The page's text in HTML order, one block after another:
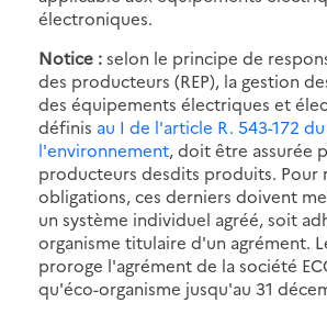
électroniques.
Notice :selon le principe de
des producteurs (REP), la gestion
des équipements électriques et
définis au I de l'article R. 543-172
l'environnement, doit être assurée
producteurs desdits produits. Pour
obligations, ces derniers doivent
un système individuel agréé, soit
organisme titulaire d'un agrément.
proroge l'agrément de la société
qu'éco-organisme jusqu'au 31